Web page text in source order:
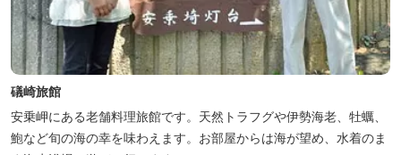
礒崎旅館
安乗岬にある老舗料理旅館です。天然トラフグや伊勢海老、牡蠣、
鮑など旬の海の幸を味わえます。お部屋からは海が望め、水着のま